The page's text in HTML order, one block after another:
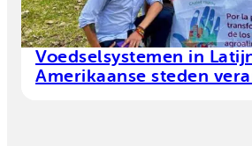
Voedselsystemen in
Amerikaanse steden